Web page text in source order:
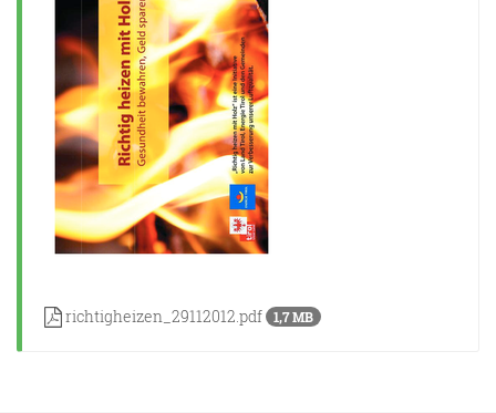
richtigheizen_29112012.pdf 1,7 MB